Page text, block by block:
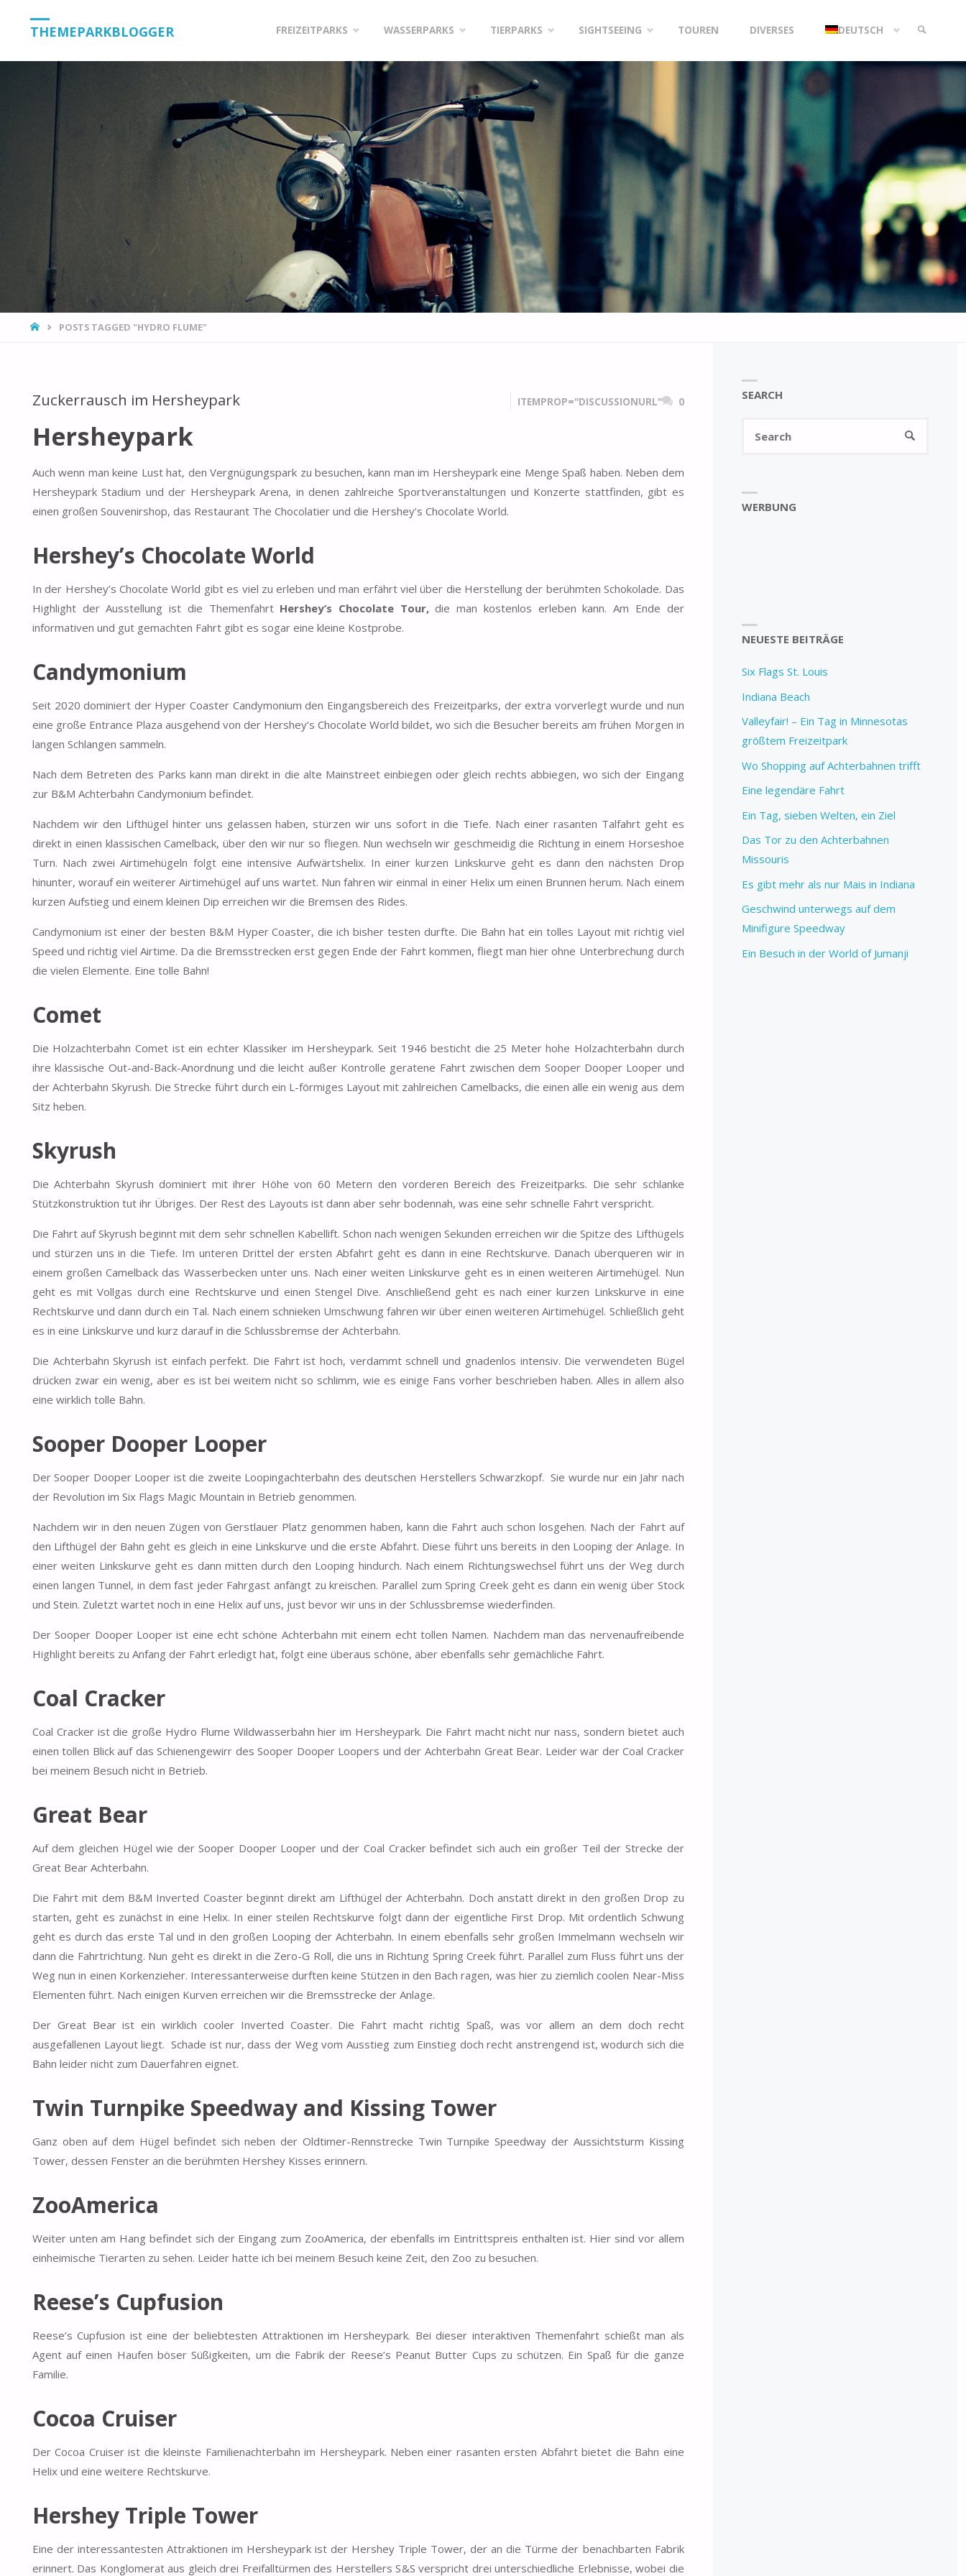
THEMEPARKBLOGGER
content
FREIZEITPARKS WASSERPARKS TIERPARKS SIGHTSEEING TOUREN DIVERSES DEUTSCH
HOMEPOSTS TAGGED "HYDRO FLUME"
Zuckerrausch im Hersheypark ITEMPROP="DISCUSSIONURL" 0
Hersheypark
Auch wenn man keine Lust hat, den Vergnügungspark zu besuchen, kann man im Hersheypark eine Menge Spaß haben. Neben dem
Hersheypark Stadium und der Hersheypark Arena, in denen zahlreiche Sportveranstaltungen und Konzerte stattfinden, gibt es
einen großen Souvenirshop, das Restaurant The Chocolatier und die Hershey’s Chocolate World.
Hershey’s Chocolate World
In der Hershey’s Chocolate World gibt es viel zu erleben und man erfährt viel über die Herstellung der berühmten Schokolade. Das
Highlight der Ausstellung ist die Themenfahrt Hershey’s Chocolate Tour,die man kostenlos erleben kann. Am Ende der
informativen und gut gemachten Fahrt gibt es sogar eine kleine Kostprobe.
Candymonium
Seit 2020 dominiert der Hyper Coaster Candymonium den Eingangsbereich des Freizeitparks, der extra vorverlegt wurde und nun
eine große Entrance Plaza ausgehend von der Hershey‘s Chocolate World bildet, wo sich die Besucher bereits am frühen Morgen in
langen Schlangen sammeln.
Nach dem Betreten des Parks kann man direkt in die alte Mainstreet einbiegen oder gleich rechts abbiegen, wo sich der Eingang
zur B&M Achterbahn Candymonium befindet.
Nachdem wir den Lifthügel hinter uns gelassen haben, stürzen wir uns sofort in die Tiefe. Nach einer rasanten Talfahrt geht es
direkt in einen klassischen Camelback, über den wir nur so fliegen. Nun wechseln wir geschmeidig die Richtung in einem Horseshoe
Turn. Nach zwei Airtimehügeln folgt eine intensive Aufwärtshelix. In einer kurzen Linkskurve geht es dann den nächsten Drop
hinunter, worauf ein weiterer Airtimehügel auf uns wartet. Nun fahren wir einmal in einer Helix um einen Brunnen herum. Nach einem
kurzen Aufstieg und einem kleinen Dip erreichen wir die Bremsen des Rides.
Candymonium ist einer der besten B&M Hyper Coaster, die ich bisher testen durfte. Die Bahn hat ein tolles Layout mit richtig viel
Speed und richtig viel Airtime. Da die Bremsstrecken erst gegen Ende der Fahrt kommen, fliegt man hier ohne Unterbrechung durch
die vielen Elemente. Eine tolle Bahn!
Comet
Die Holzachterbahn Comet ist ein echter Klassiker im Hersheypark. Seit 1946 besticht die 25 Meter hohe Holzachterbahn durch
ihre klassische Out-and-Back-Anordnung und die leicht außer Kontrolle geratene Fahrt zwischen dem Sooper Dooper Looper und
der Achterbahn Skyrush. Die Strecke führt durch ein L-förmiges Layout mit zahlreichen Camelbacks, die einen alle ein wenig aus dem
Sitz heben.
Skyrush
Die Achterbahn Skyrush dominiert mit ihrer Höhe von 60 Metern den vorderen Bereich des Freizeitparks. Die sehr schlanke
Stützkonstruktion tut ihr Übriges. Der Rest des Layouts ist dann aber sehr bodennah, was eine sehr schnelle Fahrt verspricht.
Die Fahrt auf Skyrush beginnt mit dem sehr schnellen Kabellift. Schon nach wenigen Sekunden erreichen wir die Spitze des Lifthügels
und stürzen uns in die Tiefe. Im unteren Drittel der ersten Abfahrt geht es dann in eine Rechtskurve. Danach überqueren wir in
einem großen Camelback das Wasserbecken unter uns. Nach einer weiten Linkskurve geht es in einen weiteren Airtimehügel. Nun
geht es mit Vollgas durch eine Rechtskurve und einen Stengel Dive. Anschließend geht es nach einer kurzen Linkskurve in eine
Rechtskurve und dann durch ein Tal. Nach einem schnieken Umschwung fahren wir über einen weiteren Airtimehügel. Schließlich geht
es in eine Linkskurve und kurz darauf in die Schlussbremse der Achterbahn.
Die Achterbahn Skyrush ist einfach perfekt. Die Fahrt ist hoch, verdammt schnell und gnadenlos intensiv. Die verwendeten Bügel
drücken zwar ein wenig, aber es ist bei weitem nicht so schlimm, wie es einige Fans vorher beschrieben haben. Alles in allem also
eine wirklich tolle Bahn.
Sooper Dooper Looper
Der Sooper Dooper Looper ist die zweite Loopingachterbahn des deutschen Herstellers Schwarzkopf. Sie wurde nur ein Jahr nach
der Revolution im Six Flags Magic Mountain in Betrieb genommen.
Nachdem wir in den neuen Zügen von Gerstlauer Platz genommen haben, kann die Fahrt auch schon losgehen. Nach der Fahrt auf
den Lifthügel der Bahn geht es gleich in eine Linkskurve und die erste Abfahrt. Diese führt uns bereits in den Looping der Anlage. In
einer weiten Linkskurve geht es dann mitten durch den Looping hindurch. Nach einem Richtungswechsel führt uns der Weg durch
einen langen Tunnel, in dem fast jeder Fahrgast anfängt zu kreischen. Parallel zum Spring Creek geht es dann ein wenig über Stock
und Stein. Zuletzt wartet noch in eine Helix auf uns, just bevor wir uns in der Schlussbremse wiederfinden.
Der Sooper Dooper Looper ist eine echt schöne Achterbahn mit einem echt tollen Namen. Nachdem man das nervenaufreibende
Highlight bereits zu Anfang der Fahrt erledigt hat, folgt eine überaus schöne, aber ebenfalls sehr gemächliche Fahrt.
Coal Cracker
Coal Cracker ist die große Hydro Flume Wildwasserbahn hier im Hersheypark. Die Fahrt macht nicht nur nass, sondern bietet auch
einen tollen Blick auf das Schienengewirr des Sooper Dooper Loopers und der Achterbahn Great Bear. Leider war der Coal Cracker
bei meinem Besuch nicht in Betrieb.
Great Bear
Auf dem gleichen Hügel wie der Sooper Dooper Looper und der Coal Cracker befindet sich auch ein großer Teil der Strecke der
Great Bear Achterbahn.
Die Fahrt mit dem B&M Inverted Coaster beginnt direkt am Lifthügel der Achterbahn. Doch anstatt direkt in den großen Drop zu
starten, geht es zunächst in eine Helix. In einer steilen Rechtskurve folgt dann der eigentliche First Drop. Mit ordentlich Schwung
geht es durch das erste Tal und in den großen Looping der Achterbahn. In einem ebenfalls sehr großen Immelmann wechseln wir
dann die Fahrtrichtung. Nun geht es direkt in die Zero-G Roll, die uns in Richtung Spring Creek führt. Parallel zum Fluss führt uns der
Weg nun in einen Korkenzieher. Interessanterweise durften keine Stützen in den Bach ragen, was hier zu ziemlich coolen Near-Miss
Elementen führt. Nach einigen Kurven erreichen wir die Bremsstrecke der Anlage.
Der Great Bear ist ein wirklich cooler Inverted Coaster. Die Fahrt macht richtig Spaß, was vor allem an dem doch recht
ausgefallenen Layout liegt. Schade ist nur, dass der Weg vom Ausstieg zum Einstieg doch recht anstrengend ist, wodurch sich die
Bahn leider nicht zum Dauerfahren eignet.
Twin Turnpike Speedway and Kissing Tower
Ganz oben auf dem Hügel befindet sich neben der Oldtimer-Rennstrecke Twin Turnpike Speedway der Aussichtsturm Kissing
Tower, dessen Fenster an die berühmten Hershey Kisses erinnern.
ZooAmerica
Weiter unten am Hang befindet sich der Eingang zum ZooAmerica, der ebenfalls im Eintrittspreis enthalten ist. Hier sind vor allem
einheimische Tierarten zu sehen. Leider hatte ich bei meinem Besuch keine Zeit, den Zoo zu besuchen.
Reese’s Cupfusion
Reese’s Cupfusion ist eine der beliebtesten Attraktionen im Hersheypark. Bei dieser interaktiven Themenfahrt schießt man als
Agent auf einen Haufen böser Süßigkeiten, um die Fabrik der Reese’s Peanut Butter Cups zu schützen. Ein Spaß für die ganze
Familie.
Cocoa Cruiser
Der Cocoa Cruiser ist die kleinste Familienachterbahn im Hersheypark. Neben einer rasanten ersten Abfahrt bietet die Bahn eine
Helix und eine weitere Rechtskurve.
Hershey Triple Tower
Eine der interessantesten Attraktionen im Hersheypark ist der Hershey Triple Tower, der an die Türme der benachbarten Fabrik
erinnert. Das Konglomerat aus gleich drei Freifalltürmen des Herstellers S&S verspricht drei unterschiedliche Erlebnisse, wobei die
SEARCH
SEARCH
WERBUNG
NEUESTE BEITRÄGE
Six Flags St. Louis
Indiana Beach
Valleyfair! – Ein Tag in Minnesotas
größtem Freizeitpark
Wo Shopping auf Achterbahnen trifft
Eine legendäre Fahrt
Ein Tag, sieben Welten, ein Ziel
Das Tor zu den Achterbahnen
Missouris
Es gibt mehr als nur Mais in Indiana
Geschwind unterwegs auf dem
Minifigure Speedway
Ein Besuch in der World of Jumanji